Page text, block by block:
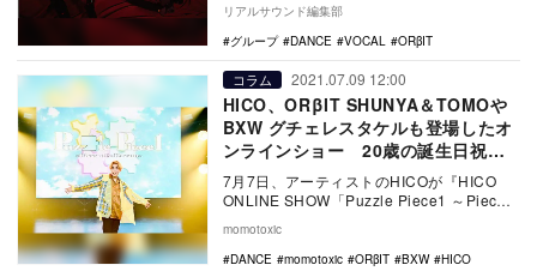
リアルサウンド編集部
グループ
DANCE VOCAL ORβIT
コラム 2021.07.09 12:00
HICO、ORβIT SHUNYA＆TOMOや
BXW グチェレスタケルも登場したオ
ンラインショー 20歳の誕生日祝う
サプライズに涙
7月7日、アーティストのHICOが『HICO
ONLINE SHOW「Puzzle Piece1 ～Piece
momotoxic
DANCE
momotoxic ORβIT BXW HICO